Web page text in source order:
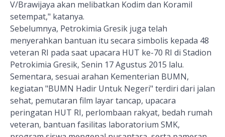
V/Brawijaya akan melibatkan Kodim dan Koramil
setempat," katanya.
Sebelumnya, Petrokimia Gresik juga telah
menyerahkan bantuan itu secara simbolis kepada 48
veteran RI pada saat upacara HUT ke-70 RI di Stadion
Petrokimia Gresik, Senin 17 Agustus 2015 lalu.
Sementara, sesuai arahan Kementerian BUMN,
kegiatan "BUMN Hadir Untuk Negeri" terdiri dari jalan
sehat, pemutaran film layar tancap, upacara
peringatan HUT RI, perlombaan rakyat, bedah rumah
veteran, bantuan fasilitas laboratorium SMK,